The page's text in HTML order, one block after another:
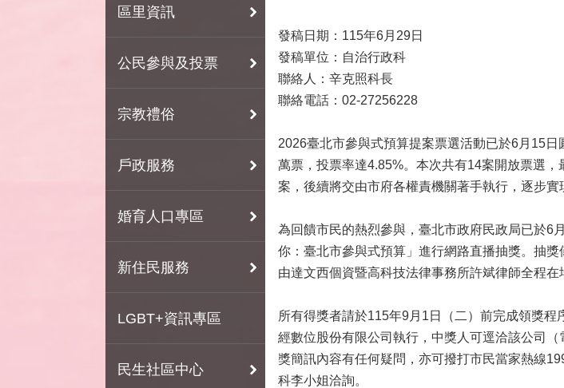
區里資訊
公民參與及投票
宗教禮俗
戶政服務
婚育人口專區
新住民服務
LGBT+資訊專區
民生社區中心
發稿日期：115年6月29日
發稿單位：自治行政科
聯絡人：辛克照科長
聯絡電話：02-27256228
2026臺北市參與式預算提案票選活動已於6月15
萬票，投票率達4.85%。本次共有14案開放票選
案，後續將交由市府各權責機關著手執行，逐步實
為回饋市民的熱烈參與，臺北市政府民政局已於6
你：臺北市參與式預算」進行網路直播抽獎。抽
由達文西個資暨高科技法律事務所許斌律師全程
所有得獎者請於115年9月1日（二）前完成領獎
經數位股份有限公司執行，中獎人可逕洽該公司
獎簡訊內容有任何疑問，亦可撥打市民當家熱線
科李小姐洽詢。